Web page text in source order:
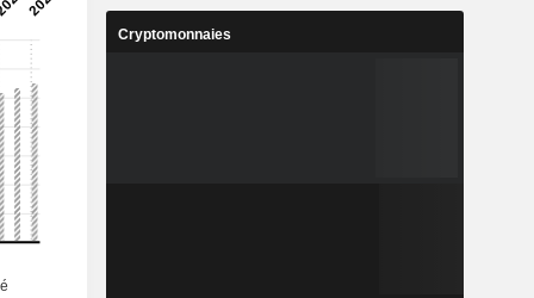
Cryptomonnaies